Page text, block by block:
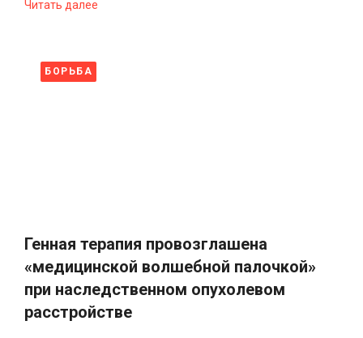
Читать далее
БОРЬБА
Генная терапия провозглашена
«медицинской волшебной палочкой»
при наследственном опухолевом
расстройстве